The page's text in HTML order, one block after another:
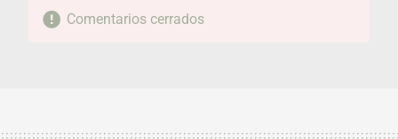
Comentarios cerrados